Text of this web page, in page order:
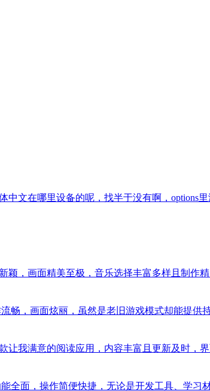
中文在哪里设备的呢，找半于没有啊，options
颖，画面精美至极，音乐选择丰富多样且制作
畅，画面炫丽，虽然是老旧游戏模式却能提供
让我满意的阅读应用，内容丰富且更新及时，
全面，操作简便快捷，无论是开发工具、学习